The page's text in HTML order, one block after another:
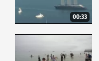
00:33